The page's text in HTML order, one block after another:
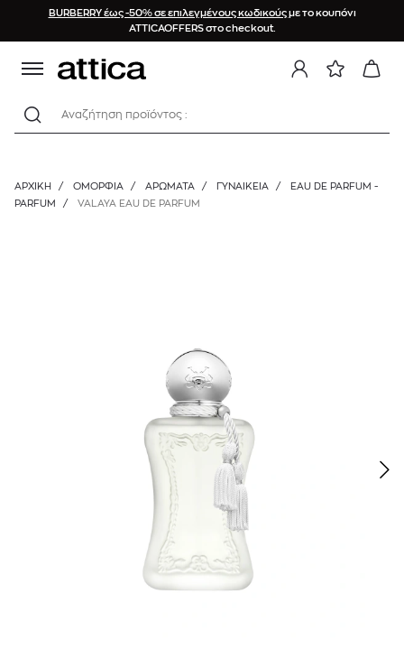
BURBERRY έως -50% σε επιλεγμένους κωδικούςμε το κουπόνι
ATTICAOFFERS στο checkout.
Αναζήτηση προϊόντος :
ΑΡΧΙΚΉ / ΟΜΟΡΦΙΑ / ΑΡΩΜΑΤΑ / ΓΥΝΑΙΚΕΊΑ /
EAU DE PARFUM -
PARFUM
/ VALAYA EAU DE PARFUM